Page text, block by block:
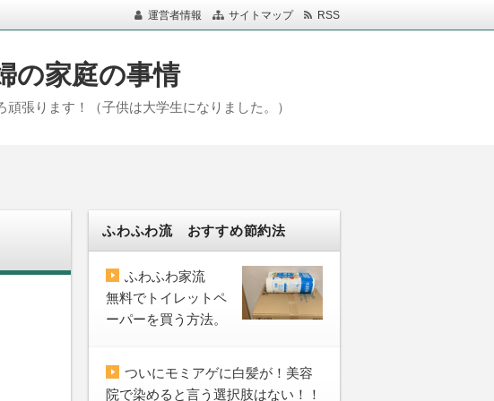
運営者情報 サイトマップ RSS
の家庭の事情
張ります！（子供は大学生になりました。）
ふわふわ流 おすすめ節約法
ふわふわ家流
無料でトイレットペ
ーパーを買う方法。
ついにモミアゲに白髪が！美容
院で染めると言う選択肢はない！！